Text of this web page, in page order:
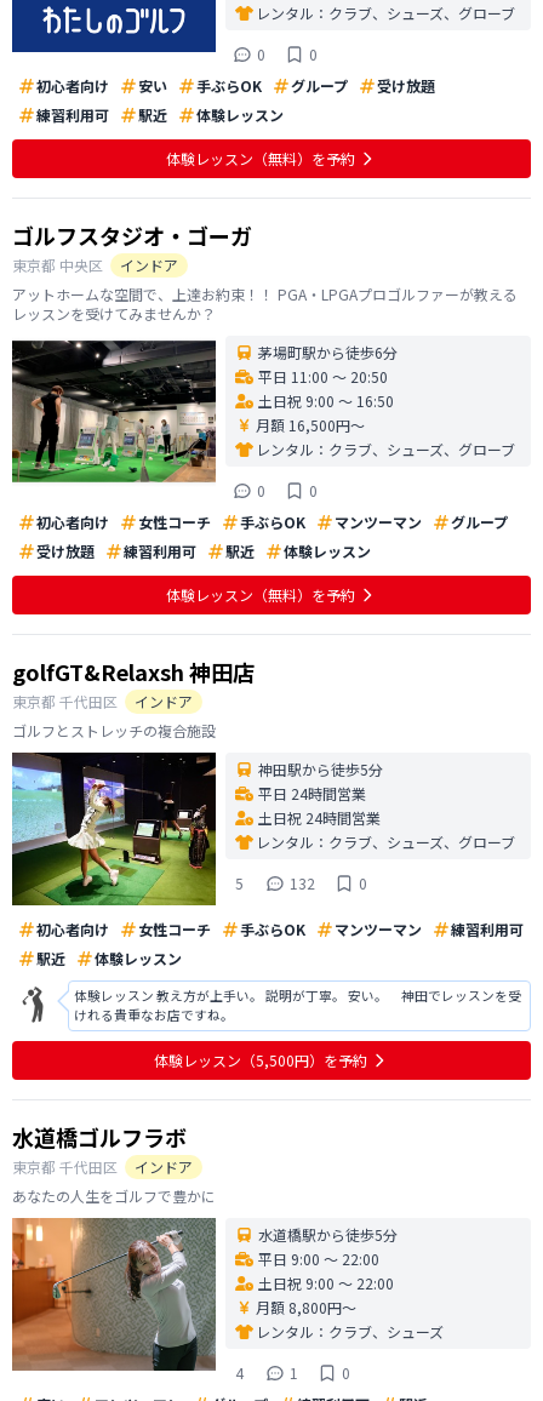
レンタル： クラブ、シューズ、グローブ
0
0
初心者向け
安い 手ぶらOK グループ
受け放題
練習利用可
駅近 体験レッスン
体験レッスン （無料） を予約
ゴルフスタジオ・ゴーガ
東京都 中央区
インドア
アットホームな空間で、上達お約束！！ PGA・LPGAプロゴルファーが教える
レッスンを受けてみませんか？
茅場町駅から徒歩6分
平日 11:00 〜 20:50
土日祝 9:00 〜 16:50
月額 16,500円〜
レンタル： クラブ、シューズ、グローブ
0
0
初心者向け
女性コーチ 手ぶらOK マンツーマン
グループ
受け放題
練習利用可 駅近 体験レッスン
体験レッスン （無料） を予約
golfGT&Relaxsh 神田店
東京都 千代田区
インドア
ゴルフとストレッチの複合施設
神田駅から徒歩5分
平日 24時間営業
土日祝 24時間営業
レンタル： クラブ、シューズ、グローブ
5
132 0
初心者向け 女性コーチ 手ぶらOK マンツーマン
練習利用可
駅近
体験レッスン
体験レッスン 教え方が上手い。 説明が丁寧。 安い。 神田でレッスンを受
けれる貴重なお店ですね。
体験レッスン （5,500円） を予約
水道橋ゴルフラボ
東京都 千代田区
インドア
あなたの人生をゴルフで豊かに
水道橋駅から徒歩5分
平日 9:00 〜 22:00
土日祝 9:00 〜 22:00
月額 8,800円〜
レンタル： クラブ、シューズ
4
1
0